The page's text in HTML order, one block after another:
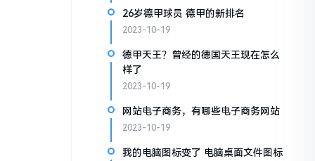
26岁德甲球员 德甲的新排名
2023-10-19
德甲天王？曾经的德国天王现在怎么
样了
2023-10-19
网站电子商务，有哪些电子商务网站
2023-10-19
我的电脑图标变了 电脑桌面文件图标